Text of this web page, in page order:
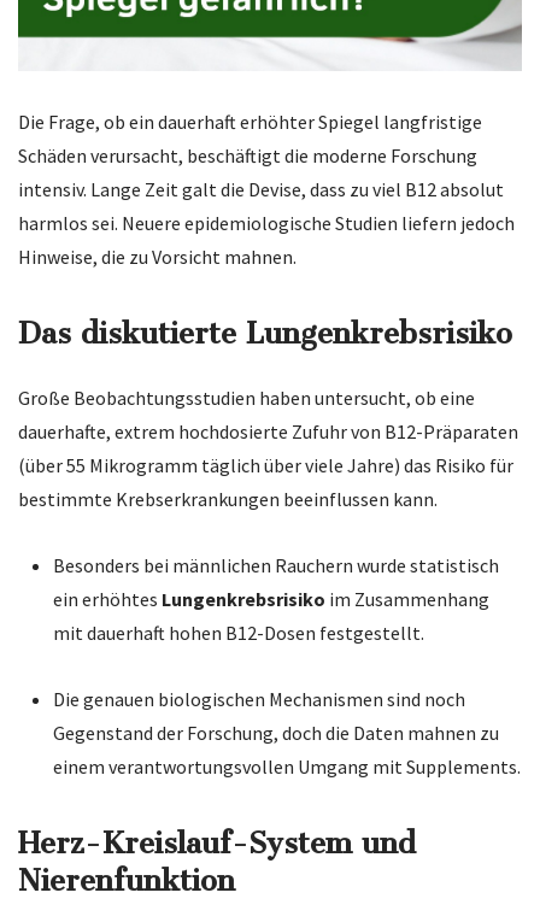
Die Frage, ob ein dauerhaft erhöhter Spiegel langfristige
Schäden verursacht, beschäftigt die moderne Forschung
intensiv. Lange Zeit galt die Devise, dass zu viel B12 absolut
harmlos sei. Neuere epidemiologische Studien liefern jedoch
Hinweise, die zu Vorsicht mahnen.
Das diskutierte Lungenkrebsrisiko
Große Beobachtungsstudien haben untersucht, ob eine
dauerhafte, extrem hochdosierte Zufuhr von B12-Präparaten
(über 55 Mikrogramm täglich über viele Jahre) das Risiko für
bestimmte Krebserkrankungen beeinflussen kann.
Besonders bei männlichen Rauchern wurde statistisch
ein erhöhtes Lungenkrebsrisiko im Zusammenhang
mit dauerhaft hohen B12-Dosen festgestellt.
Die genauen biologischen Mechanismen sind noch
Gegenstand der Forschung, doch die Daten mahnen zu
einem verantwortungsvollen Umgang mit Supplements.
Herz-Kreislauf-System und
Nierenfunktion